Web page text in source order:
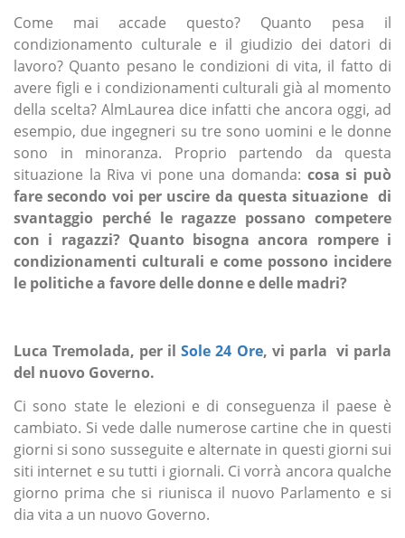
Come mai accade questo? Quanto pesa il
condizionamento culturale e il giudizio dei datori di
lavoro? Quanto pesano le condizioni di vita, il fatto di
avere figli e i condizionamenti culturali già al momento
della scelta? AlmLaurea dice infatti che ancora oggi, ad
esempio, due ingegneri su tre sono uomini e le donne
sono in minoranza. Proprio partendo da questa
situazione la Riva vi pone una domanda: cosa si può
fare secondo voi per uscire da questa situazione di
svantaggio perché le ragazze possano competere
con i ragazzi? Quanto bisogna ancora rompere i
condizionamenti culturali e come possono incidere
le politiche a favore delle donne e delle madri?
Luca Tremolada, per ilSole 24 Ore, vi parla vi parla
del nuovo Governo.
Ci sono state le elezioni e di conseguenza il paese è
cambiato. Si vede dalle numerose cartine che in questi
giorni si sono susseguite e alternate in questi giorni sui
siti internet e su tutti i giornali. Ci vorrà ancora qualche
giorno prima che si riunisca il nuovo Parlamento e si
dia vita a un nuovo Governo.